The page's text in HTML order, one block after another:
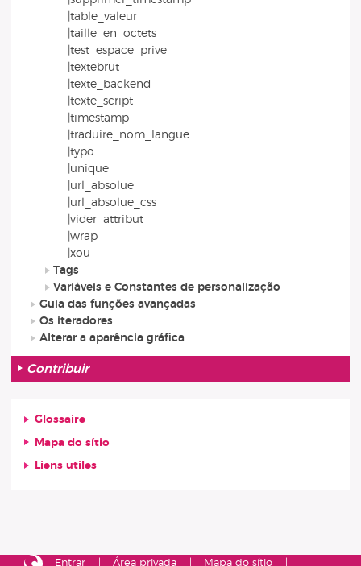
|table_valeur
|taille_en_octets
|test_espace_prive
|textebrut
|texte_backend
|texte_script
|timestamp
|traduire_nom_langue
|typo
|unique
|url_absolue
|url_absolue_css
|vider_attribut
|wrap
|xou
Tags
Variáveis e Constantes de personalização
Guia das funções avançadas
Os iteradores
Alterar a aparência gráfica
Contribuir
Glossaire
Mapa do sítio
Liens utiles
Entrar Área privada Mapa do sítio